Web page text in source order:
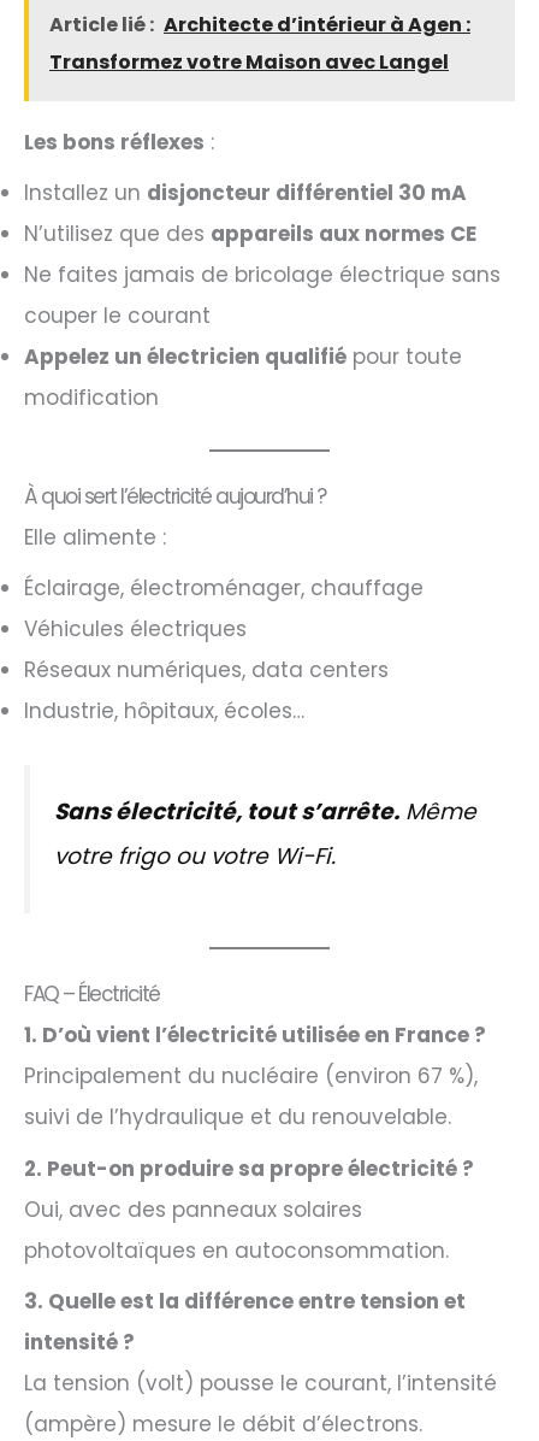
Article lié : Architecte d’intérieur à Agen :
Transformez votre Maison avec Langel
Les bons réflexes :
Installez un disjoncteur différentiel 30 mA
N’utilisez que des appareils aux normes CE
Ne faites jamais de bricolage électrique sans
couper le courant
Appelez un électricien qualifié pour toute
modification
À quoi sert l’électricité aujourd’hui ?
Elle alimente :
Éclairage, électroménager, chauffage
Véhicules électriques
Réseaux numériques, data centers
Industrie, hôpitaux, écoles…
Sans électricité, tout s’arrête. Même
votre frigo ou votre Wi-Fi.
FAQ – Électricité
1. D’où vient l’électricité utilisée en France ?
Principalement du nucléaire (environ 67 %),
suivi de l’hydraulique et du renouvelable.
2. Peut-on produire sa propre électricité ?
Oui, avec des panneaux solaires
photovoltaïques en autoconsommation.
3. Quelle est la différence entre tension et
intensité ?
La tension (volt) pousse le courant, l’intensité
(ampère) mesure le débit d’électrons.